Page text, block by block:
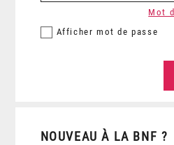
Afficher mot de passe
Mot
NOUVEAU À LA BNF ?